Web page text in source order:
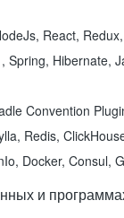
React,
Hibernate,
Convention
Redis,
Docker, Consul,
и